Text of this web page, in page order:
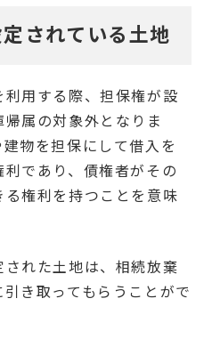
されている土地
用する際、担保権が設
属の対象外となりま
物を担保にして借入を
であり、債権者がその
権利を持つことを意味
れた土地は、相続放棄
き取ってもらうことがで